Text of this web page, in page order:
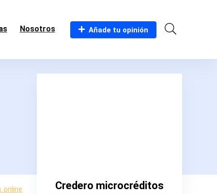
Nosotros Añade tu opinión
Credero microcréditos
online